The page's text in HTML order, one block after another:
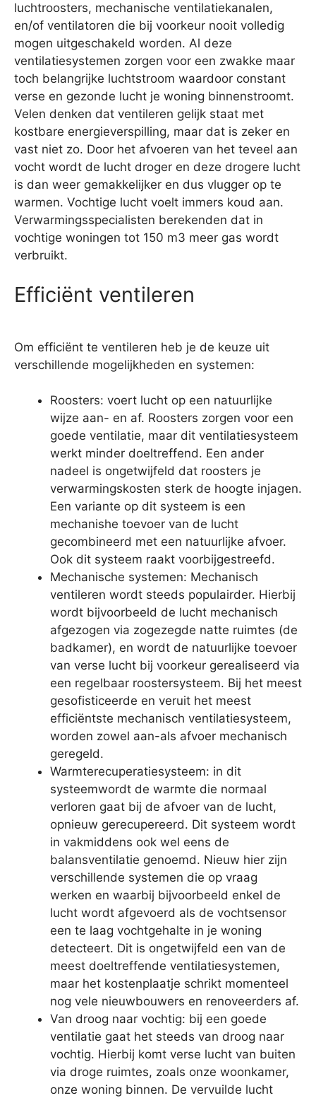
luchtroosters, mechanische ventilatiekanalen,
en/of ventilatoren die bij voorkeur nooit volledig
mogen uitgeschakeld worden. Al deze
ventilatiesystemen zorgen voor een zwakke maar
toch belangrijke luchtstroom waardoor constant
verse en gezonde lucht je woning binnenstroomt.
Velen denken dat ventileren gelijk staat met
kostbare energieverspilling, maar dat is zeker en
vast niet zo. Door het afvoeren van het teveel aan
vocht wordt de lucht droger en deze drogere lucht
is dan weer gemakkelijker en dus vlugger op te
warmen. Vochtige lucht voelt immers koud aan.
Verwarmingsspecialisten berekenden dat in
vochtige woningen tot 150 m3 meer gas wordt
verbruikt.
Efficiënt ventileren
Om efficiënt te ventileren heb je de keuze uit
verschillende mogelijkheden en systemen:
Roosters: voert lucht op een natuurlijke
wijze aan- en af. Roosters zorgen voor een
goede ventilatie, maar dit ventilatiesysteem
werkt minder doeltreffend. Een ander
nadeel is ongetwijfeld dat roosters je
verwarmingskosten sterk de hoogte injagen.
Een variante op dit systeem is een
mechanishe toevoer van de lucht
gecombineerd met een natuurlijke afvoer.
Ook dit systeem raakt voorbijgestreefd.
Mechanische systemen: Mechanisch
ventileren wordt steeds populairder. Hierbij
wordt bijvoorbeeld de lucht mechanisch
afgezogen via zogezegde natte ruimtes (de
badkamer), en wordt de natuurlijke toevoer
van verse lucht bij voorkeur gerealiseerd via
een regelbaar roostersysteem. Bij het meest
gesofisticeerde en veruit het meest
efficiëntste mechanisch ventilatiesysteem,
worden zowel aan-als afvoer mechanisch
geregeld.
Warmterecuperatiesysteem: in dit
systeemwordt de warmte die normaal
verloren gaat bij de afvoer van de lucht,
opnieuw gerecupereerd. Dit systeem wordt
in vakmiddens ook wel eens de
balansventilatie genoemd. Nieuw hier zijn
verschillende systemen die op vraag
werken en waarbij bijvoorbeeld enkel de
lucht wordt afgevoerd als de vochtsensor
een te laag vochtgehalte in je woning
detecteert. Dit is ongetwijfeld een van de
meest doeltreffende ventilatiesystemen,
maar het kostenplaatje schrikt momenteel
nog vele nieuwbouwers en renoveerders af.
Van droog naar vochtig: bij een goede
ventilatie gaat het steeds van droog naar
vochtig. Hierbij komt verse lucht van buiten
via droge ruimtes, zoals onze woonkamer,
onze woning binnen. De vervuilde lucht